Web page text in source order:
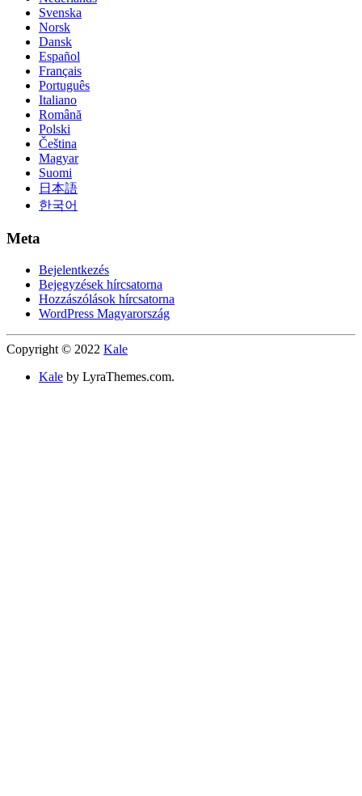
Svenska
Norsk
Dansk
Español
Français
Português
Italiano
Română
Polski
Čeština
Magyar
Suomi
日本語
한국어
Meta
Bejelentkezés
Bejegyzések hírcsatorna
Hozzászólások hírcsatorna
WordPress Magyarország
Copyright © 2022 Kale
Kale by LyraThemes.com.